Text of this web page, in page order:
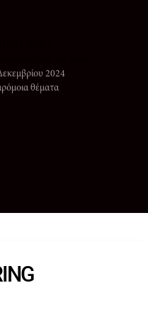
2024
θέματα